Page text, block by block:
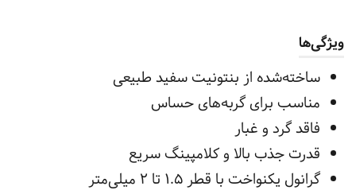
ویژگی‌ها
ساخته‌شده از بنتونیت سفید طبیعی
مناسب برای گربه‌های حساس
فاقد گرد و غبار
قدرت جذب بالا و کلامپینگ سریع
گرانول یکنواخت با قطر ۱.۵ تا ۲ میلی‌متر